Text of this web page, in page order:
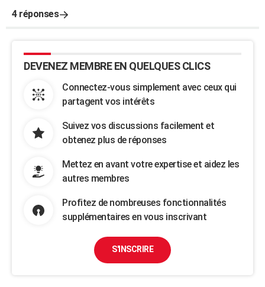
4 réponses
DEVENEZ MEMBRE EN QUELQUES CLICS
Connectez-vous simplement avec ceux qui
partagent vos intérêts
Suivez vos discussions facilement et
obtenez plus de réponses
Mettez en avant votre expertise et aidez les
autres membres
Profitez de nombreuses fonctionnalités
supplémentaires en vous inscrivant
S'INSCRIRE